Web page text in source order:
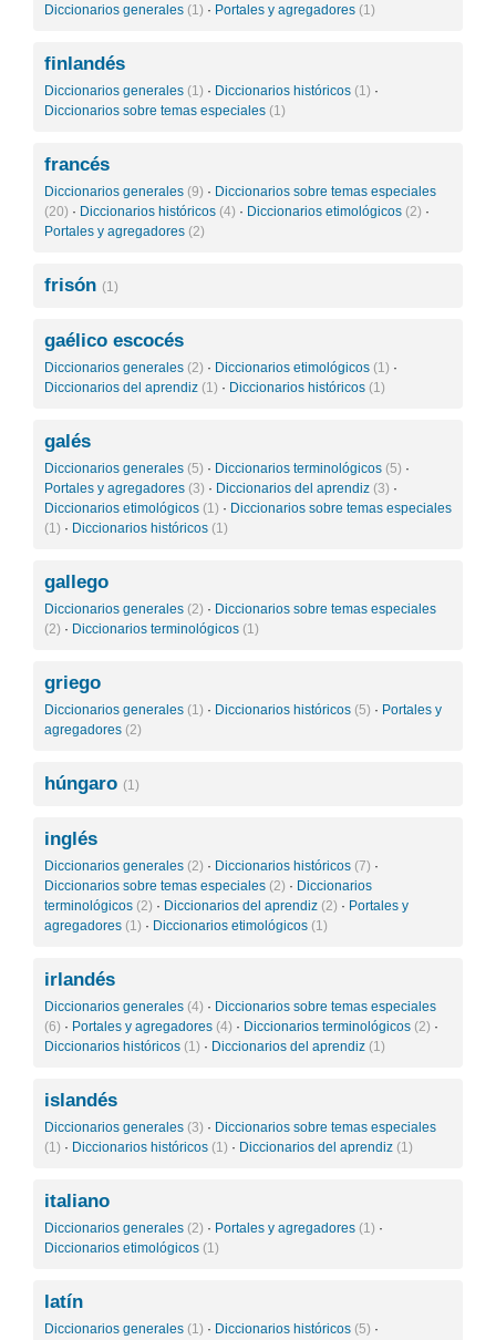
Diccionarios generales (1) · Portales y agregadores (1)
finlandés
Diccionarios generales (1) · Diccionarios históricos (1) ·
Diccionarios sobre temas especiales (1)
francés
Diccionarios generales (9) · Diccionarios sobre temas especiales
(20) · Diccionarios históricos (4) · Diccionarios etimológicos (2) ·
Portales y agregadores (2)
frisón (1)
gaélico escocés
Diccionarios generales (2) · Diccionarios etimológicos (1) ·
Diccionarios del aprendiz (1) · Diccionarios históricos (1)
galés
Diccionarios generales (5) · Diccionarios terminológicos (5) ·
Portales y agregadores (3) · Diccionarios del aprendiz (3) ·
Diccionarios etimológicos (1) · Diccionarios sobre temas especiales
(1) · Diccionarios históricos (1)
gallego
Diccionarios generales (2) · Diccionarios sobre temas especiales
(2) · Diccionarios terminológicos (1)
griego
Diccionarios generales (1) · Diccionarios históricos (5) · Portales y
agregadores (2)
húngaro (1)
inglés
Diccionarios generales (2) · Diccionarios históricos (7) ·
Diccionarios sobre temas especiales (2) · Diccionarios
terminológicos (2) · Diccionarios del aprendiz (2) · Portales y
agregadores (1) · Diccionarios etimológicos (1)
irlandés
Diccionarios generales (4) · Diccionarios sobre temas especiales
(6) · Portales y agregadores (4) · Diccionarios terminológicos (2) ·
Diccionarios históricos (1) · Diccionarios del aprendiz (1)
islandés
Diccionarios generales (3) · Diccionarios sobre temas especiales
(1) · Diccionarios históricos (1) · Diccionarios del aprendiz (1)
italiano
Diccionarios generales (2) · Portales y agregadores (1) ·
Diccionarios etimológicos (1)
latín
Diccionarios generales (1) · Diccionarios históricos (5) ·